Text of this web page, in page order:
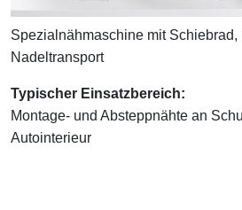
Spezialnähmaschine mit Schiebrad,
Nadeltransport
Typischer Einsatzbereich:
Montage- und Absteppnähte an
Autointerieur